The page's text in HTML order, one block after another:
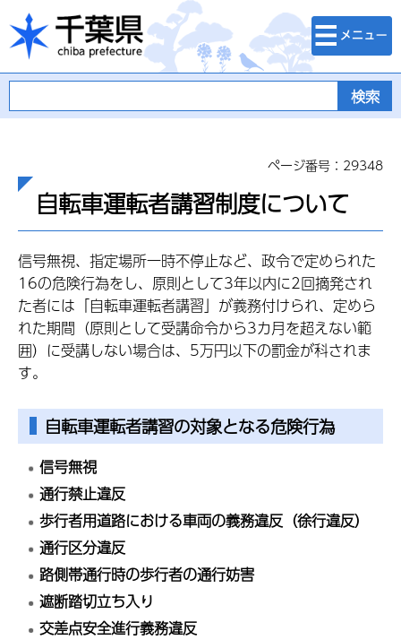
千葉県
検索・メニュ
ー
ページ番号：29348
自転車運転者講習制度について
信号無視、指定場所一時不停止など、政令で定められた
16の危険行為をし、原則として3年以内に2回摘発され
た者には「自転車運転者講習」が義務付けられ、定めら
れた期間（原則として受講命令から3カ月を超えない範
囲）に受講しない場合は、5万円以下の罰金が科されま
す。
自転車運転者講習の対象となる危険行為
信号無視
通行禁止違反
歩行者用道路における車両の義務違反（徐行違反）
通行区分違反
路側帯通行時の歩行者の通行妨害
遮断踏切立ち入り
交差点安全進行義務違反